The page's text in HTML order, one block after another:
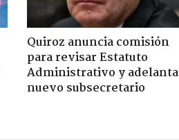
Quiroz anuncia comisión
para revisar Estatuto
Administrativo y adelanta
nuevo subsecretario